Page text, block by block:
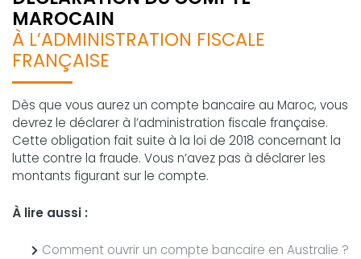
MAROCAIN
À L’ADMINISTRATION FISCALE
FRANÇAISE
Dès que vous aurez un compte bancaire au Maroc, vous
devrez le déclarer à l’administration fiscale française.
Cette obligation fait suite à la loi de 2018 concernant la
lutte contre la fraude. Vous n’avez pas à déclarer les
montants figurant sur le compte.
À lire aussi :
Comment ouvrir un compte bancaire en Australie ?